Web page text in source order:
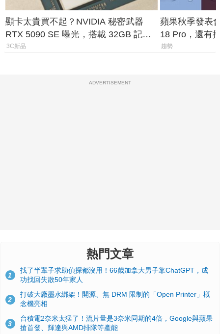
顯卡太貴買不起？NVIDIA 秘密武器
RTX 5090 SE 曝光，搭載 32GB 記憶
體
3C新品
蘋果秋季發表
18 Pro，還有
測一次看
趨勢
ADVERTISEMENT
熱門文章
1
找了半輩子求助偵探都沒用！66歲加拿大男子靠ChatGPT，成
功找回失散50年家人
2
打破大廠墨水綁架！開源、無 DRM 限制的「Open Printer」概
念機亮相
3
台積電2奈米太猛了！流片量是3奈米同期的4倍，Google與蘋果
搶首發、輝達與AMD排隊等產能